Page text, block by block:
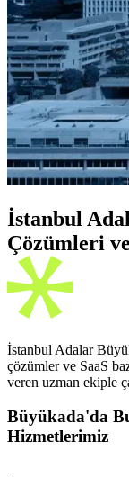
İstanbul
Çözümleri
İstanbul Adalar
çözümler ve SaaS
veren uzman ekiple
Büyükada'da
Hizmetlerimiz